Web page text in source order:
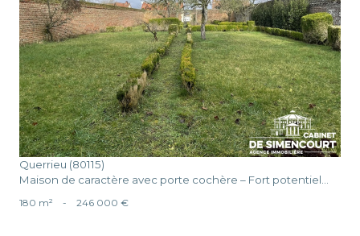
voir le bien
Querrieu (80115)
Maison de caractère avec porte cochère – Fort potentiel...
180 m² - 246 000 €